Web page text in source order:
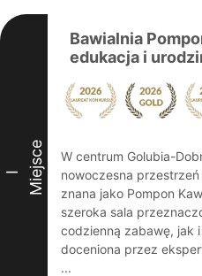
I Miejsce
Bawialnia
edukacja i
W centrum Golubia-
nowoczesna
znana jako Pompon
szeroka sala
codzienną zabawę, jak
doceniona przez
...